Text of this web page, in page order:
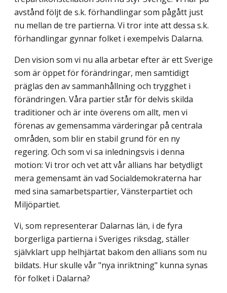
avstånd följt de s.k. förhandlingar som pågått just
nu mellan de tre partierna. Vi tror inte att dessa s.k.
förhandlingar gynnar folket i exempelvis Dalarna.
Den vision som vi nu alla arbetar efter är ett Sverige
som är öppet för förändringar, men samtidigt
präglas den av sammanhållning och trygghet i
förändringen. Våra partier står för delvis skilda
traditioner och är inte överens om allt, men vi
förenas av gemensamma värderingar på centrala
områden, som blir en stabil grund för en ny
regering. Och som vi sa inledningsvis i denna
motion: Vi tror och vet att vår allians har betydligt
mera gemensamt än vad Socialdemokraterna har
med sina samarbetspartier, Vänsterpartiet och
Miljöpartiet.
Vi, som representerar Dalarnas län, i de fyra
borgerliga partierna i Sveriges riksdag, ställer
självklart upp helhjärtat bakom den allians som nu
bildats. Hur skulle vår "nya inriktning" kunna synas
för folket i Dalarna?